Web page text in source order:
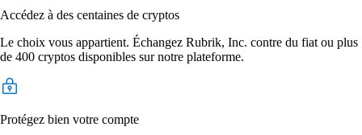
Accédez à des centaines de cryptos
Le choix vous appartient. Échangez Rubrik, Inc. contre du fiat ou plus
de 400 cryptos disponibles sur notre plateforme.
Protégez bien votre compte